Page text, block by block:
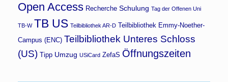
Open Access Recherche Schulung Tag der Offenen Uni
TB-W TB US Teilbibliothek AR-D Teilbibliothek Emmy-Noether-
Campus (ENC) Teilbibliothek Unteres Schloss
(US)
Tipp Umzug USiCard ZefaS Öffnungszeiten